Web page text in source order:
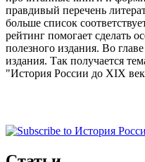
правдивый перечень
больше список
рейтинг помогает сделать
полезного издания. Во
издания. Так получается
"История России до XIX